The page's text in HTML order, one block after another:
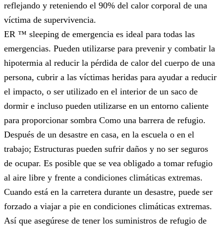
reflejando y reteniendo el 90% del calor corporal de una
víctima de supervivencia.
ER ™ sleeping de emergencia es ideal para todas las
emergencias. Pueden utilizarse para prevenir y combatir la
hipotermia al reducir la pérdida de calor del cuerpo de una
persona, cubrir a las víctimas heridas para ayudar a reducir
el impacto, o ser utilizado en el interior de un saco de
dormir e incluso pueden utilizarse en un entorno caliente
para proporcionar sombra Como una barrera de refugio.
Después de un desastre en casa, en la escuela o en el
trabajo; Estructuras pueden sufrir daños y no ser seguros
de ocupar. Es posible que se vea obligado a tomar refugio
al aire libre y frente a condiciones climáticas extremas.
Cuando está en la carretera durante un desastre, puede ser
forzado a viajar a pie en condiciones climáticas extremas.
Así que asegúrese de tener los suministros de refugio de